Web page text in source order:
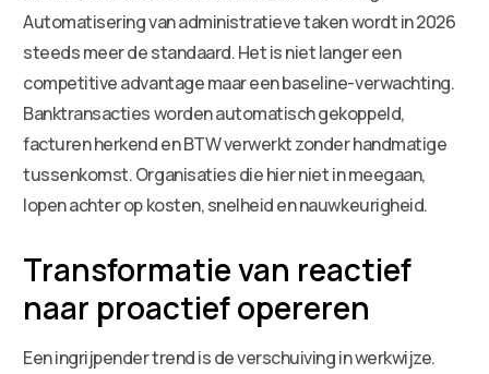
Automatisering van administratieve taken wordt in 2026
steeds meer de standaard. Het is niet langer een
competitive advantage maar een baseline-verwachting.
Banktransacties worden automatisch gekoppeld,
facturen herkend en BTW verwerkt zonder handmatige
tussenkomst. Organisaties die hier niet in meegaan,
lopen achter op kosten, snelheid en nauwkeurigheid.
Transformatie van reactief
naar proactief opereren
Een ingrijpender trend is de verschuiving in werkwijze.